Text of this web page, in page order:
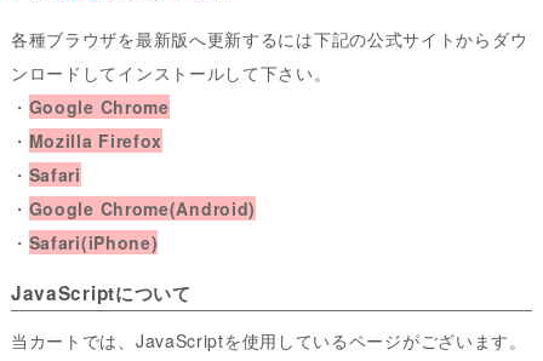
各種ブラウザを最新版へ更新するには下記の公式サイトからダウ
ンロードしてインストールして下さい。
・ Google Chrome
・ Mozilla Firefox
・ Safari
・ Google Chrome(Android)
・ Safari(iPhone)
JavaScriptについて
当カートでは、JavaScriptを使用しているページがございます。